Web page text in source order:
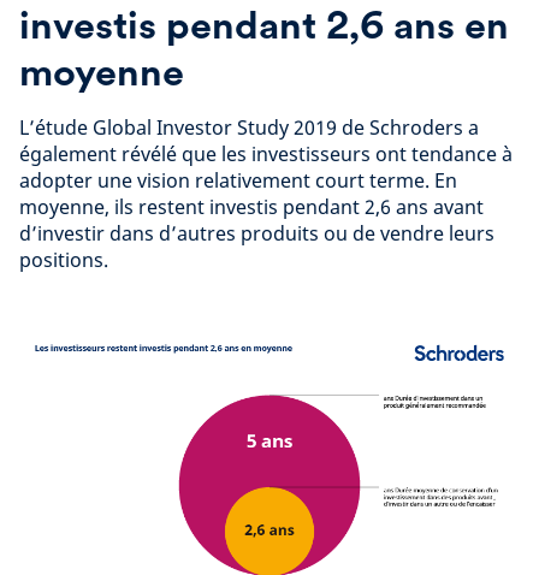
investis pendant 2,6 ans en
moyenne
L’étude Global Investor Study 2019 de Schroders a
également révélé que les investisseurs ont tendance à
adopter une vision relativement court terme. En
moyenne, ils restent investis pendant 2,6 ans avant
d’investir dans d’autres produits ou de vendre leurs
positions.